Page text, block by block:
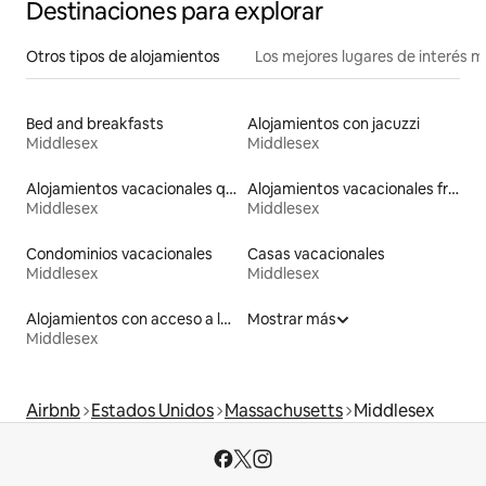
Destinaciones para explorar
Otros tipos de alojamientos Los mejores lugares de interés
Bed and breakfasts
Middlesex
Alojamientos con jacuzzi
Middlesex
Alojamientos vacacionales que admiten mascotas
Middlesex
Alojamientos vacacionales frente a la playa
Middlesex
Condominios vacacionales
Middlesex
Casas vacacionales
Middlesex
Alojamientos con acceso a la playa
Middlesex
Mostrar más
Airbnb Estados Unidos Massachusetts Middlesex